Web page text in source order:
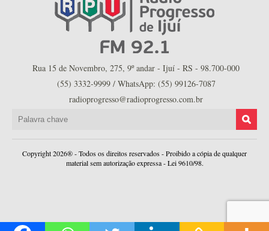
Rua 15 de Novembro, 275, 9º andar - Ijuí - RS - 98.700-000
(55) 3332-9999 / WhatsApp: (55) 99126-7087
radioprogresso@radioprogresso.com.br
Copyright 2026® - Todos os direitos reservados - Proibido a cópia de qualquer
material sem autorização expressa - Lei 9610/98.